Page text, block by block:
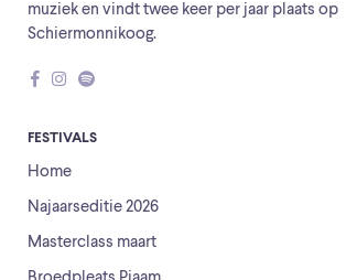
muziek en vindt twee keer per jaar plaats op
Schiermonnikoog.
FESTIVALS
Home
Najaarseditie 2026
Masterclass maart